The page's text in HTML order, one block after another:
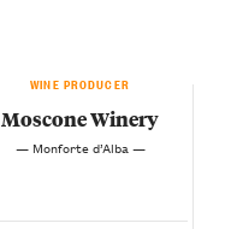
WINE PRODUCER
Moscone Winery
— Monforte d’Alba —